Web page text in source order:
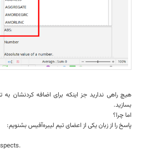
هیچ راهی ندارید جز اینکه برای اضافه کردنشان به
بسازید.
اما چرا؟
پاسخ را از زبان یکی از اعضای تیم لیبره‌آفیس بشنویم: